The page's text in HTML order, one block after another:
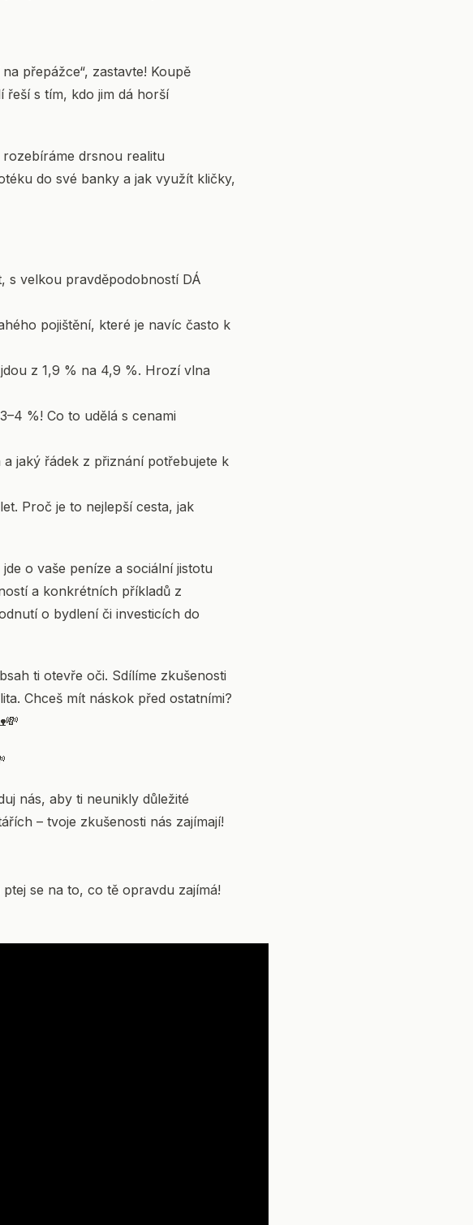
přepážce“, zastavte! Koupě
řeší s tím, kdo jim dá horší
drsnou realitu
do své banky a jak využít kličky,
s velkou pravděpodobností DÁ
pojištění, které je navíc často k
z 1,9 % na 4,9 %. Hrozí vlna
%! Co to udělá s cenami
jaký řádek z přiznání potřebujete k
Proč je to nejlepší cesta, jak
o vaše peníze a sociální jistotu
a konkrétních příkladů z
o bydlení či investicích do
ti otevře oči. Sdílíme zkušenosti
Chceš mít náskok před ostatními?
nás, aby ti neunikly důležité
– tvoje zkušenosti nás zajímají!
se na to, co tě opravdu zajímá!